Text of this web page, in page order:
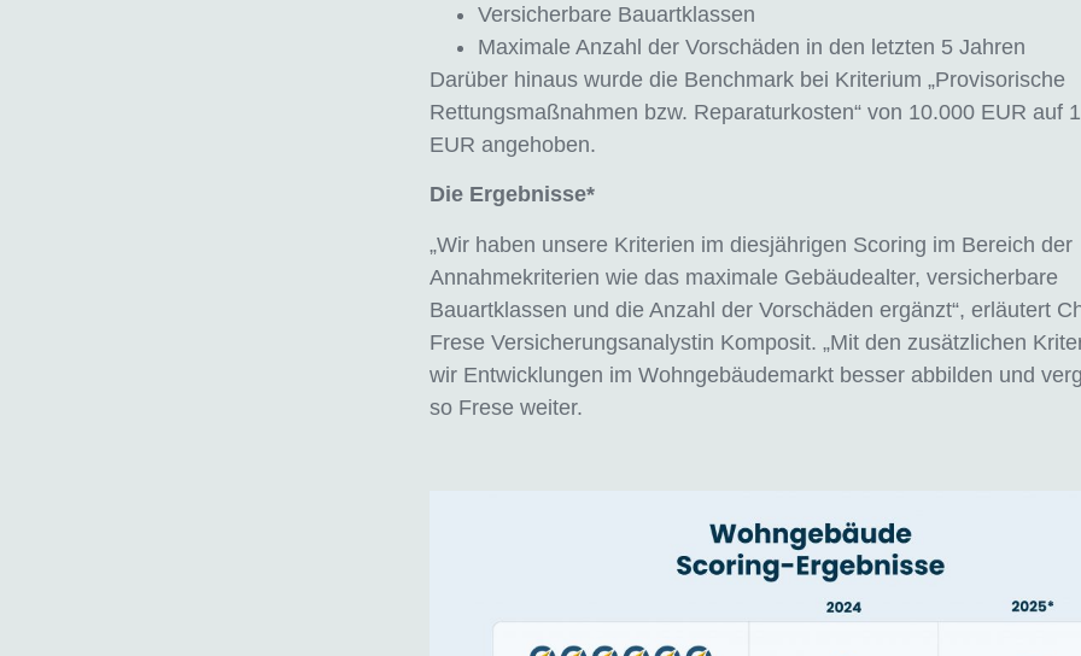
Versicherbare Bauartklassen
Maximale Anzahl der Vorschäden in den letzten 5 Jahren
Darüber hinaus wurde die Benchmark bei Kriterium „Provisorische
Rettungsmaßnahmen bzw. Reparaturkosten“ von 10.000 EUR auf
EUR angehoben.
Die Ergebnisse*
„Wir haben unsere Kriterien im diesjährigen Scoring im Bereich der
Annahmekriterien wie das maximale Gebäudealter, versicherbare
Bauartklassen und die Anzahl der Vorschäden ergänzt“, erläutert
Frese Versicherungsanalystin Komposit. „Mit den zusätzlichen
wir Entwicklungen im Wohngebäudemarkt besser abbilden und
so Frese weiter.